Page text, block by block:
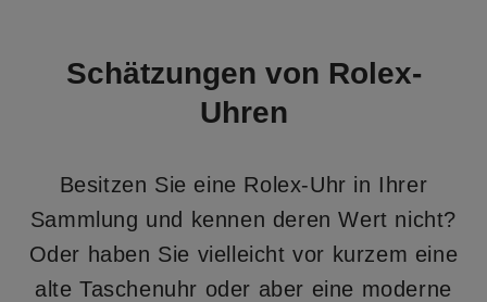
Schätzungen von Rolex-
Uhren
Besitzen Sie eine Rolex-Uhr in Ihrer
Sammlung und kennen deren Wert nicht?
Oder haben Sie vielleicht vor kurzem eine
alte Taschenuhr oder aber eine moderne